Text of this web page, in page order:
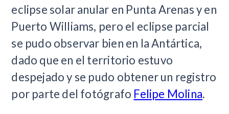
eclipse solar anular en Punta Arenas y en
Puerto Williams, pero el eclipse parcial
se pudo observar bien en la Antártica,
dado que en el territorio estuvo
despejado y se pudo obtener un registro
por parte del fotógrafo Felipe Molina.